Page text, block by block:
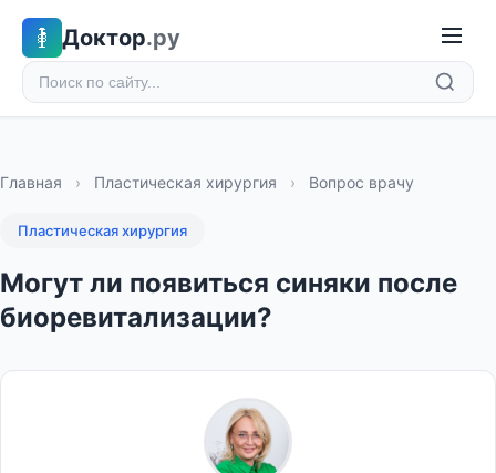
Доктор.ру
Главная › Пластическая хирургия › Вопрос врачу
Пластическая хирургия
Могут ли появиться синяки после
биоревитализации?